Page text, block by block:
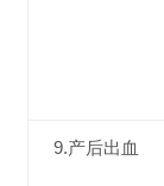
9.产后出血